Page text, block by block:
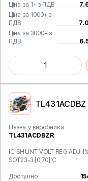
Ціна за 1+ з ПДВ
Ціна за 1000+ з
ПДВ
Ціна за 3000+ з
ПДВ
TL431ACDBZ
Назва у виробника
TL431ACDBZR
IC SHUNT VOLT REG ADJ
SOT23-3 [0;70]'C
Доступно